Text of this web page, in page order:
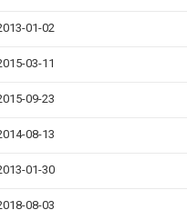
01-02
03-11
09-23
08-13
01-30
08-03